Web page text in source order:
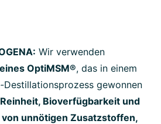
Wir verwenden
OptiMSM®, das in einem
Destillationsprozess gewonnen
Bioverfügbarkeit und
von unnötigen Zusatzstoffen,